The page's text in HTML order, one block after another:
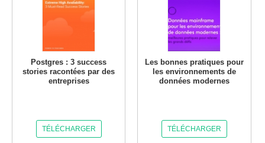
Postgres : 3 success
stories racontées par des
entreprises
TÉLÉCHARGER
Les bonnes pratiques pour
les environnements de
données modernes
TÉLÉCHARGER